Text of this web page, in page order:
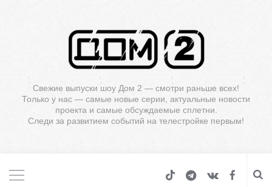
Свежие выпуски шоу Дом 2 — смотри раньше всех!
Только у нас — самые новые серии, актуальные новости
проекта и самые обсуждаемые сплетни.
Следи за развитием событий на телестройке первым!